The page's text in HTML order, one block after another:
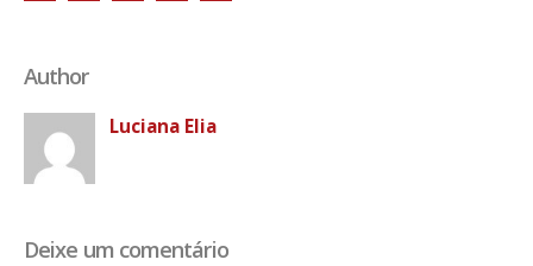
Author
Luciana Elia
Deixe um comentário